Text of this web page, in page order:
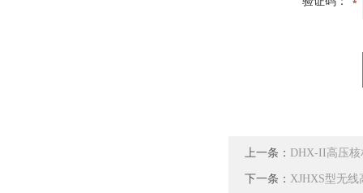
上一条： DHX-II高压核
下一条： XJHXS型无